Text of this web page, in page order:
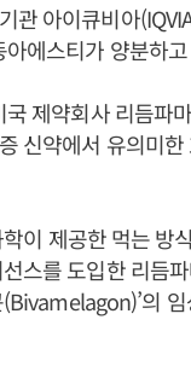
관 아이큐비아
아에스티가 양분하
국 제약회사 리듬파
신약에서 유의미
이 제공한 먹는 방
스를 도입한 리듬
(Bivamelagon)’의